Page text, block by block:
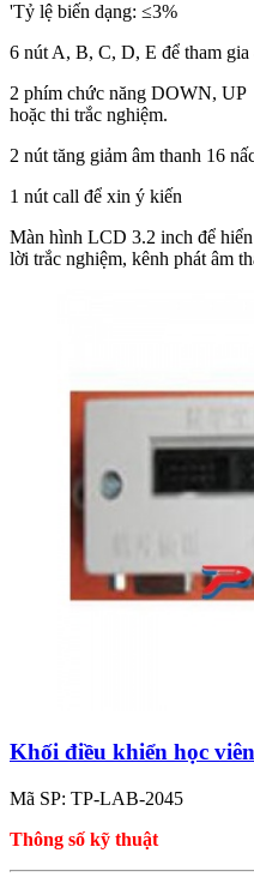
'Tỷ lệ biến dạng: ≤3%
6 nút A, B, C, D, E để tham
2 phím chức năng DOWN, UP
hoặc thi trắc nghiệm.
2 nút tăng giảm âm thanh 16
1 nút call để xin ý kiến
Màn hình LCD 3.2 inch để
lời trắc nghiệm, kênh phát âm
Khối điều khiển học viên
Mã SP: TP-LAB-2045
Thông số kỹ thuật